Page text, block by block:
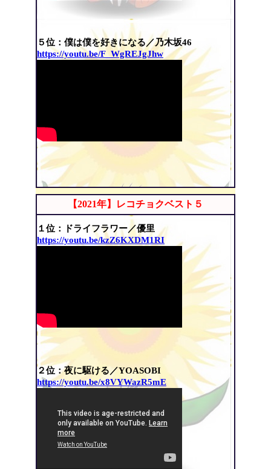
５位：僕は僕を好きになる／乃木坂46
https://youtu.be/F_WgREJgJhw
【2021年】レコチョクベスト５
１位：ドライフラワー／優里
https://youtu.be/kzZ6KXDM1RI
２位：夜に駆ける／YOASOBI
https://youtu.be/x8VYWazR5mE